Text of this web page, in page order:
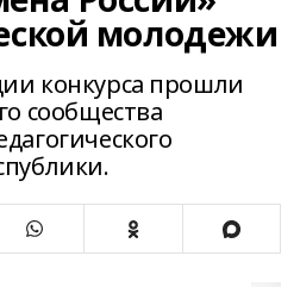
молодежи
конкурса прошли
сообщества